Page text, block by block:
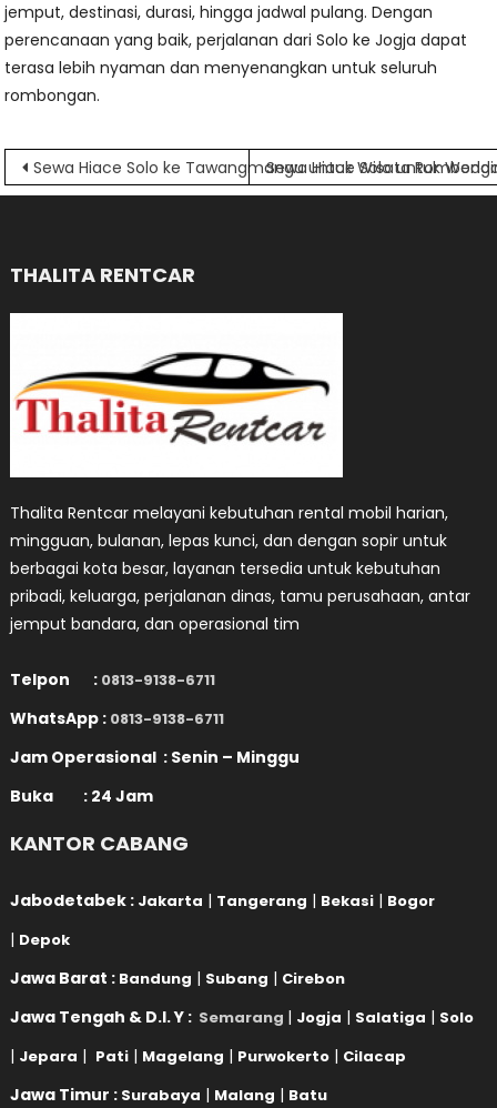
jemput, destinasi, durasi, hingga jadwal pulang. Dengan
perencanaan yang baik, perjalanan dari Solo ke Jogja dapat
terasa lebih nyaman dan menyenangkan untuk seluruh
rombongan.
Navigasi
Sewa Hiace Solo ke Tawangmangu untuk Wisata
Sewa Hiace Solo untuk
THALITA RENTCAR
Thalita Rentcar melayani kebutuhan rental mobil harian,
mingguan, bulanan, lepas kunci, dan dengan sopir untuk
berbagai kota besar, layanan tersedia untuk kebutuhan
pribadi, keluarga, perjalanan dinas, tamu perusahaan, antar
jemput bandara, dan operasional tim
Telpon : 0813-9138-6711
WhatsApp : 0813-9138-6711
Jam Operasional : Senin – Minggu
Buka : 24 Jam
KANTOR CABANG
Jabodetabek : Jakarta | Tangerang | Bekasi | Bogor
| Depok
Jawa Barat : Bandung | Subang | Cirebon
Jawa Tengah & D.I. Y : Semarang | Jogja | Salatiga | Solo
| Jepara | Pati | Magelang | Purwokerto | Cilacap
Jawa Timur : Surabaya | Malang | Batu